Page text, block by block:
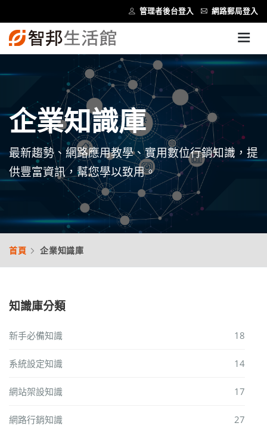
管理者後台登入 網路郵局登入
企業知識庫
最新趨勢、網路應用教學、實用數位行銷知識，提
供豐富資訊，幫您學以致用。
首頁 企業知識庫
知識庫分類
新手必備知識 18
系統設定知識 14
網站架設知識 17
網路行銷知識 27